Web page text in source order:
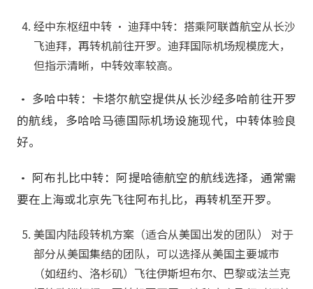
经中东枢纽中转 • 迪拜中转：搭乘阿联酋航空从长沙
飞迪拜，再转机前往开罗。迪拜国际机场规模庞大，
但指示清晰，中转效率较高。
• 多哈中转：卡塔尔航空提供从长沙经多哈前往开罗
的航线，多哈哈马德国际机场设施现代，中转体验良
好。
• 阿布扎比中转：阿提哈德航空的航线选择，通常需
要在上海或北京先飞往阿布扎比，再转机至开罗。
美国内陆段转机方案（适合从美国出发的团队） 对于
部分从美国集结的团队，可以选择从美国主要城市
（如纽约、洛杉矶）飞往伊斯坦布尔、巴黎或法兰克